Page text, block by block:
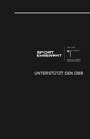
UNTERSTÜTZT DEN DBB